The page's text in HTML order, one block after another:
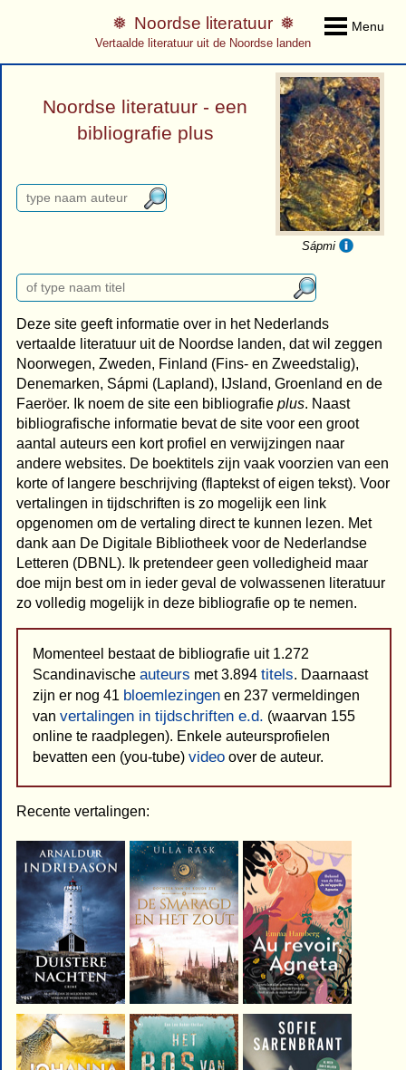
Menu
Noordse literatuur
Vertaalde literatuur uit de Noordse landen
Sápmi
Noordse literatuur - een
bibliografie plus
Deze site geeft informatie over in het Nederlands
vertaalde literatuur uit de Noordse landen, dat wil zeggen
Noorwegen, Zweden, Finland (Fins- en Zweedstalig),
Denemarken, Sápmi (Lapland), IJsland, Groenland en de
Faeröer. Ik noem de site een bibliografie plus. Naast
bibliografische informatie bevat de site voor een groot
aantal auteurs een kort profiel en verwijzingen naar
andere websites. De boektitels zijn vaak voorzien van een
korte of langere beschrijving (flaptekst of eigen tekst). Voor
vertalingen in tijdschriften is zo mogelijk een link
opgenomen om de vertaling direct te kunnen lezen. Met
dank aan De Digitale Bibliotheek voor de Nederlandse
Letteren (DBNL). Ik pretendeer geen volledigheid maar
doe mijn best om in ieder geval de volwassenen literatuur
zo volledig mogelijk in deze bibliografie op te nemen.
Momenteel bestaat de bibliografie uit 1.272
Scandinavische auteurs met 3.894 titels. Daarnaast
zijn er nog 41 bloemlezingen en 237 vermeldingen
van vertalingen in tijdschriften e.d. (waarvan 155
online te raadplegen). Enkele auteursprofielen
bevatten een (you-tube) video over de auteur.
Recente vertalingen: